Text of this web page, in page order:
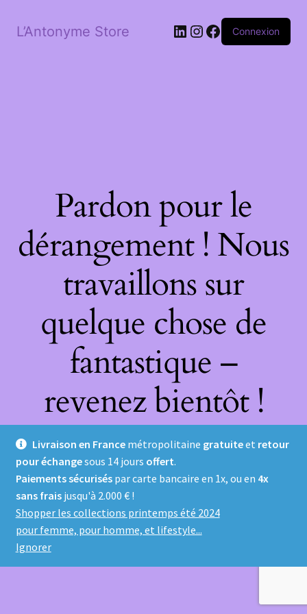
Livraison en France métropolitaine gratuiteet retour
pour échangesous 14 jours offert.
Paiements sécuriséspar carte bancaire en 1x, ou en 4x
sans fraisjusqu'à 2.000 € !
Shopper les collections printemps été 2024
pour femme, pour homme, et lifestyle...
Ignorer
L’Antonyme Store LinkedIn
Instagram
Facebook
Connexion
Pardon pour le
dérangement ! Nous
travaillons sur
quelque chose de
fantastique –
revenez bientôt !